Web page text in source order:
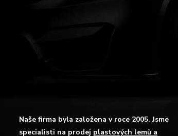
Naše firma byla založena v roce 2005. Jsme
specialisti na prodej plastových lemů a